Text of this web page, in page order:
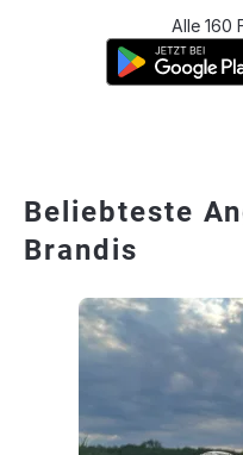
Alle 160
Beliebteste
Brandis